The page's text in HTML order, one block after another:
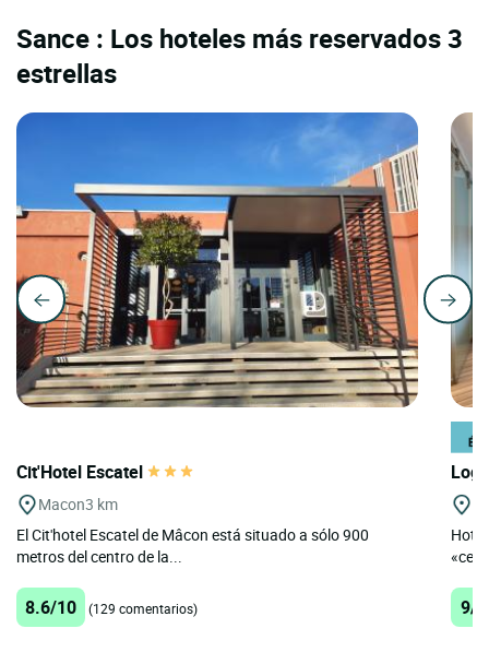
Sance : Los hoteles más reservados 3
estrellas
Cit'Hotel Escatel
Macon3 km
El Cit'hotel Escatel de Mâcon está situado a sólo 900
metros del centro de la...
8.6/10 (129 comentarios) 9/